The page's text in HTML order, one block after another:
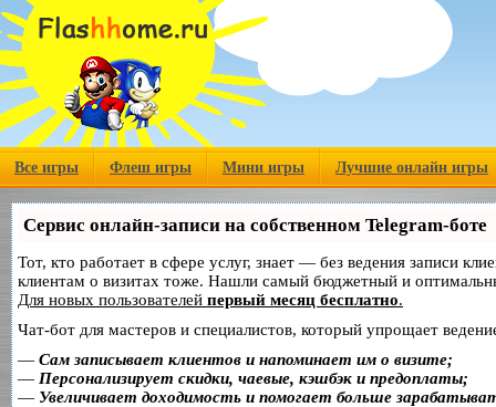
Все игры Флеш игры Мини игры Лучшие онлайн игры
Сервис онлайн-записи на собственном Telegram-боте
Тот, кто работает в сфере услуг, знает — без ведения записи
клиентам о визитах тоже. Нашли самый бюджетный и
Для новых пользователей первый месяц бесплатно.
Чат-бот для мастеров и специалистов, который упрощает
— Сам записывает клиентов и напоминает им о визите;
— Персонализирует скидки, чаевые, кэшбэк и предоплаты;
— Увеличивает доходимость и помогает больше